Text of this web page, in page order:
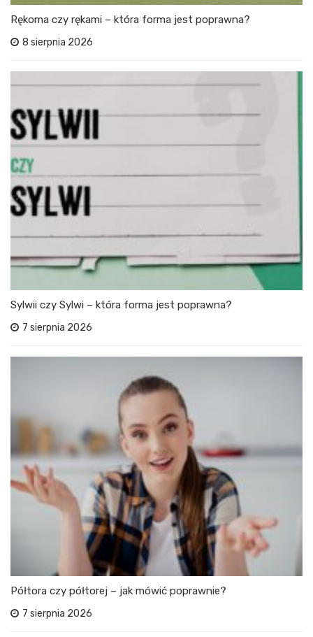
Rękoma czy rękami – która forma jest poprawna?
8 sierpnia 2026
Sylwii czy Sylwi – która forma jest poprawna?
7 sierpnia 2026
Półtora czy półtorej – jak mówić poprawnie?
7 sierpnia 2026